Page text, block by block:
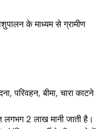
के माध्यम से ग्रामीण
बीमा, चारा काटने
लगभग 2 लाख मानी जाती है।